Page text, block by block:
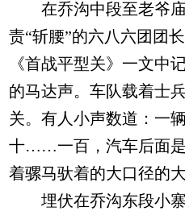
在乔沟中段至老爷庙
责“斩腰”的六八六团团
《首战平型关》一文中
的马达声。车队载着士
关。有人小声数道：
十……一百，汽车后面
着骡马驮着的大口径的
埋伏在乔沟东段小寨